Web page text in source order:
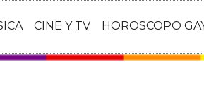
CINE Y TV HOROSCOPO